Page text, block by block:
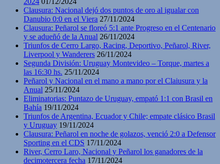
Clausura: Nacional dejó dos puntos de oro al igualar con
Danubio 0:0 en el Viera 27/11/2024
Clausura: Peñarol se floreó 5:1 ante Progreso en el Centenario
y se adueñó de la Anual 26/11/2024
Triunfos de Cerro Largo, Racing, Deportivo, Peñarol, River,
Liverpool y Wanderers 26/11/2024
Segunda División: Uruguay Montevideo – Torque, martes a
las 16:30 hs. 25/11/2024
Peñarol y Nacional en el mano a mano por el Claiusura y la
Anual 25/11/2024
Eliminatorias: Puntazo de Uruguay, empató 1:1 con Brasil en
Bahía 19/11/2024
Triunfos de Argentina, Ecuador y Chile; empate clásico Brasil
y Uruguay 19/11/2024
Clausura: Peñarol en noche de golazos, venció 2:0 a Defensor
Sporting en el CDS 17/11/2024
River, Cerro Laro, Nacional y Peñarol los ganadores de la
decimotercera fecha 17/11/2024